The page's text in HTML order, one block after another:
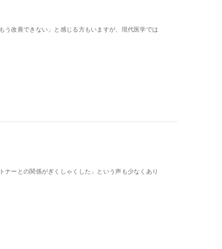
う改善できない」と感じる方もいますが、現代医学では
ーとの関係がぎくしゃくした」という声も少なくあり